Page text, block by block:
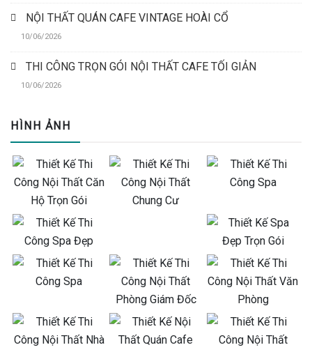
NỘI THẤT QUÁN CAFE VINTAGE HOÀI CỔ
10/06/2026
THI CÔNG TRỌN GÓI NỘI THẤT CAFE TỐI GIẢN
10/06/2026
HÌNH ẢNH